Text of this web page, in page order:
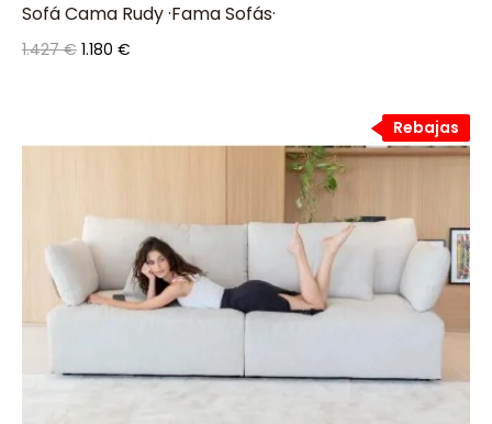
Sofá Cama Rudy ·Fama Sofás·
1.427 € 1.180 €
Rebajas
Rebajas